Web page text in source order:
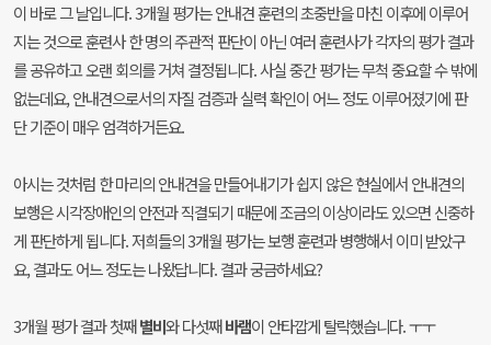
이 바로 그 날입니다. 3개월 평가는 안내견 훈련의 초중반을 마친 이후에 이루어
지는 것으로 훈련사 한 명의 주관적 판단이 아닌 여러 훈련사가 각자의 평가 결과
를 공유하고 오랜 회의를 거쳐 결정됩니다. 사실 중간 평가는 무척 중요할 수 밖에
없는데요, 안내견으로서의 자질 검증과 실력 확인이 어느 정도 이루어졌기에 판
단 기준이 매우 엄격하거든요.
아시는 것처럼 한 마리의 안내견을 만들어내기가 쉽지 않은 현실에서 안내견의
보행은 시각장애인의 안전과 직결되기 때문에 조금의 이상이라도 있으면 신중하
게 판단하게 됩니다. 저희들의 3개월 평가는 보행 훈련과 병행해서 이미 받았구
요, 결과도 어느 정도는 나왔답니다. 결과 궁금하세요?
3개월 평가 결과 첫째별비와 다섯째바램이 안타깝게 탈락했습니다. ㅜㅜ